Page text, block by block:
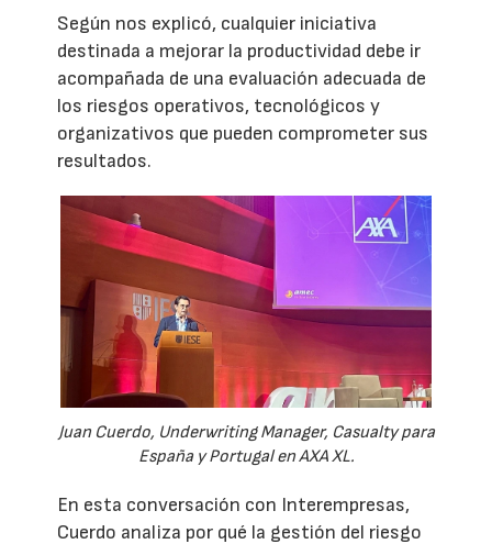
Según nos explicó, cualquier iniciativa
destinada a mejorar la productividad debe ir
acompañada de una evaluación adecuada de
los riesgos operativos, tecnológicos y
organizativos que pueden comprometer sus
resultados.
Juan Cuerdo, Underwriting Manager, Casualty para
España y Portugal en AXA XL.
En esta conversación con Interempresas,
Cuerdo analiza por qué la gestión del riesgo